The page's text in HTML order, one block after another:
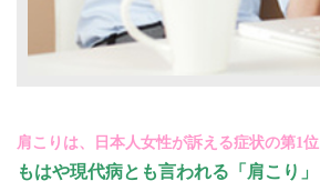
肩こりは、日本人女性が訴える症状の第1位
もはや現代病とも言われる「肩こり」